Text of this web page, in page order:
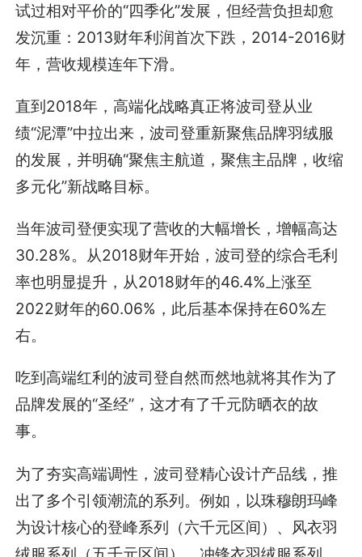
试过相对平价的“四季化”发展，但经营负担却愈
发沉重：2013财年利润首次下跌，2014-2016财
年，营收规模连年下滑。
直到2018年，高端化战略真正将波司登从业
绩“泥潭”中拉出来，波司登重新聚焦品牌羽绒服
的发展，并明确“聚焦主航道，聚焦主品牌，收缩
多元化”新战略目标。
当年波司登便实现了营收的大幅增长，增幅高达
30.28%。从2018财年开始，波司登的综合毛利
率也明显提升，从2018财年的46.4%上涨至
2022财年的60.06%，此后基本保持在60%左
右。
吃到高端红利的波司登自然而然地就将其作为了
品牌发展的“圣经”，这才有了千元防晒衣的故
事。
为了夯实高端调性，波司登精心设计产品线，推
出了多个引领潮流的系列。例如，以珠穆朗玛峰
为设计核心的登峰系列（六千元区间）、风衣羽